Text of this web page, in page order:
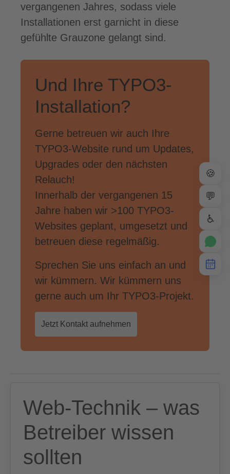
vergangenen Jahres, sodass viele
Installationen erst garnicht in diese
gefühlte Grauzone gelangt sind.
Und Ihre TYPO3-
Installation?
Gerne betreuen wir auch Ihre
TYPO3-Website rund um Updates,
Upgrades oder den nächsten
Relauch!
Innerhalb der vergangenen 15
Jahre haben wir >100 TYPO3-
Websites geplant, umgesetzt und
betreuen diese regelmäßig.
Sprechen Sie uns einfach an und
wir kümmern. Wir kümmern uns
gerne auch um Ihr TYPO3-Projekt.
Jetzt Kontakt aufnehmen
Web-Technik – was
Betreiber wissen
sollten
🍪
💬
♿